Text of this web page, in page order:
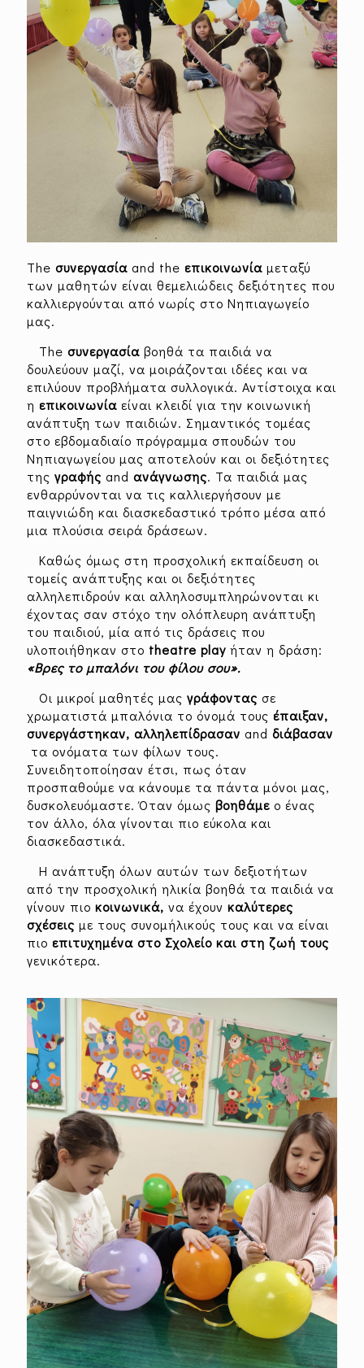
The συνεργασία and the επικοινωνία μεταξύ
των μαθητών είναι θεμελιώδεις δεξιότητες που
καλλιεργούνται από νωρίς στο Νηπιαγωγείο
μας.
The συνεργασία βοηθά τα παιδιά να
δουλεύουν μαζί, να μοιράζονται ιδέες και να
επιλύουν προβλήματα συλλογικά. Αντίστοιχα και
η επικοινωνία είναι κλειδί για την κοινωνική
ανάπτυξη των παιδιών. Σημαντικός τομέας
στο εβδομαδιαίο πρόγραμμα σπουδών του
Νηπιαγωγείου μας αποτελούν και οι δεξιότητες
της γραφής and ανάγνωσης. Τα παιδιά μας
ενθαρρύνονται να τις καλλιεργήσουν με
παιγνιώδη και διασκεδαστικό τρόπο μέσα από
μια πλούσια σειρά δράσεων.
Καθώς όμως στη προσχολική εκπαίδευση οι
τομείς ανάπτυξης και οι δεξιότητες
αλληλεπιδρούν και αλληλοσυμπληρώνονται κι
έχοντας σαν στόχο την ολόπλευρη ανάπτυξη
του παιδιού, μία από τις δράσεις που
υλοποιήθηκαν στο theatre play ήταν η δράση:
«Βρες το μπαλόνι του φίλου σου».
Οι μικροί μαθητές μας γράφοντας σε
χρωματιστά μπαλόνια το όνομά τους έπαιξαν,
συνεργάστηκαν, αλληλεπίδρασαν and διάβασαν
τα ονόματα των φίλων τους.
Συνειδητοποίησαν έτσι, πως όταν
προσπαθούμε να κάνουμε τα πάντα μόνοι μας,
δυσκολευόμαστε. Όταν όμως βοηθάμε ο ένας
τον άλλο, όλα γίνονται πιο εύκολα και
διασκεδαστικά.
Η ανάπτυξη όλων αυτών των δεξιοτήτων
από την προσχολική ηλικία βοηθά τα παιδιά να
γίνουν πιο κοινωνικά, να έχουν καλύτερες
σχέσεις με τους συνομήλικούς τους και να είναι
πιο επιτυχημένα στο Σχολείο και στη ζωή τους
γενικότερα.